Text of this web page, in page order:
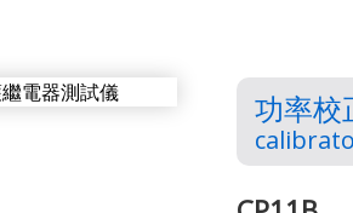
功率校